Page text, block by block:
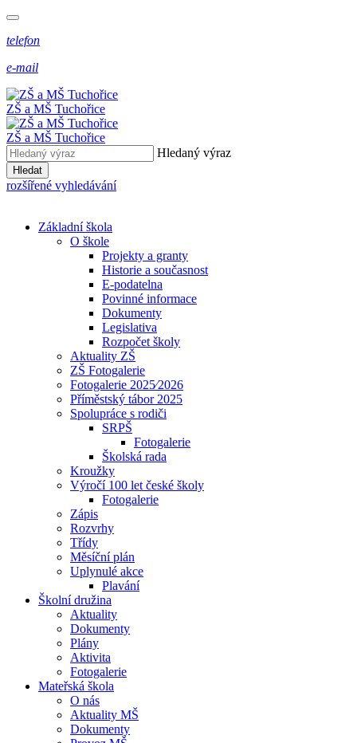
telefon
e-mail
ZŠ a MŠ Tuchořice
ZŠ a MŠ Tuchořice
Hledaný výraz
Hledat
rozšířené vyhledávání
Základní škola
O škole
Projekty a granty
Historie a současnost
E-podatelna
Povinné informace
Dokumenty
Legislativa
Rozpočet školy
Aktuality ZŠ
ZŠ Fotogalerie
Fotogalerie 2025⁄2026
Příměstský tábor 2025
Spolupráce s rodiči
SRPŠ
Fotogalerie
Školská rada
Kroužky
Výročí 100 let české školy
Fotogalerie
Zápis
Rozvrhy
Třídy
Měsíční plán
Uplynulé akce
Plavání
Školní družina
Aktuality
Dokumenty
Plány
Aktivita
Fotogalerie
Mateřská škola
O nás
Aktuality MŠ
Dokumenty